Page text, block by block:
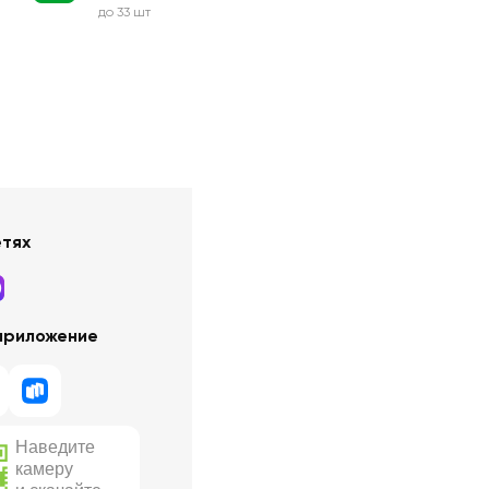
до 33 шт
Наведите
камеру